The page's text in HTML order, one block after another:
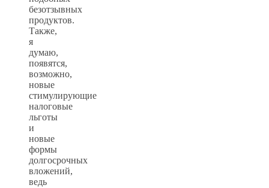
безотзывных
продуктов.
Также,
я
думаю,
появятся,
возможно,
новые
стимулирующие
налоговые
льготы
и
новые
формы
долгосрочных
вложений,
ведь